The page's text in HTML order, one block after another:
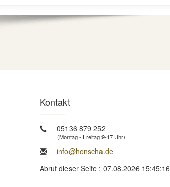
Kontakt
05136 879 252
(Montag - Freitag 9-17 Uhr)
info@honscha.de
Abruf dieser Seite : 07.08.2026 15:45:16